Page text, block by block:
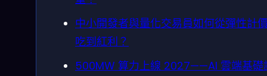
中小開發者與量化交易員如何從彈性計
吃到紅利？
500MW 算力上線 2027——AI 雲端基礎